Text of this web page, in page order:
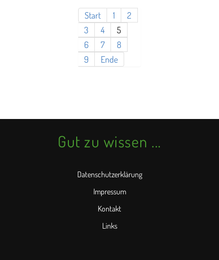
Start 1
2
3
4
5
6
7
8
9
Ende
Gut zu wissen ...
Datenschutzerklärung
Impressum
Kontakt
Links